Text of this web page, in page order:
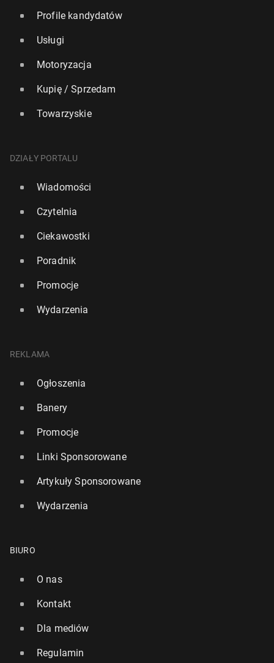
Profile kandydatów
Usługi
Motoryzacja
Kupię / Sprzedam
Towarzyskie
DZIAŁY PORTALU
Wiadomości
Czytelnia
Ciekawostki
Poradnik
Promocje
Wydarzenia
REKLAMA
Ogłoszenia
Banery
Promocje
Linki Sponsorowane
Artykuły Sponsorowane
Wydarzenia
BIURO
O nas
Kontakt
Dla mediów
Regulamin